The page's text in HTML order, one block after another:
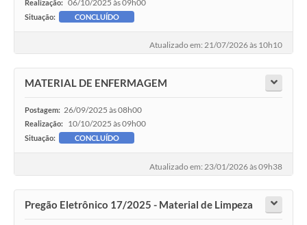
Realização: 06/10/2025 às 09h00
Situação: CONCLUÍDO
Atualizado em: 21/07/2026 às 10h10
MATERIAL DE ENFERMAGEM
Postagem: 26/09/2025 às 08h00
Realização: 10/10/2025 às 09h00
Situação: CONCLUÍDO
Atualizado em: 23/01/2026 às 09h38
Pregão Eletrônico 17/2025 - Material de Limpeza